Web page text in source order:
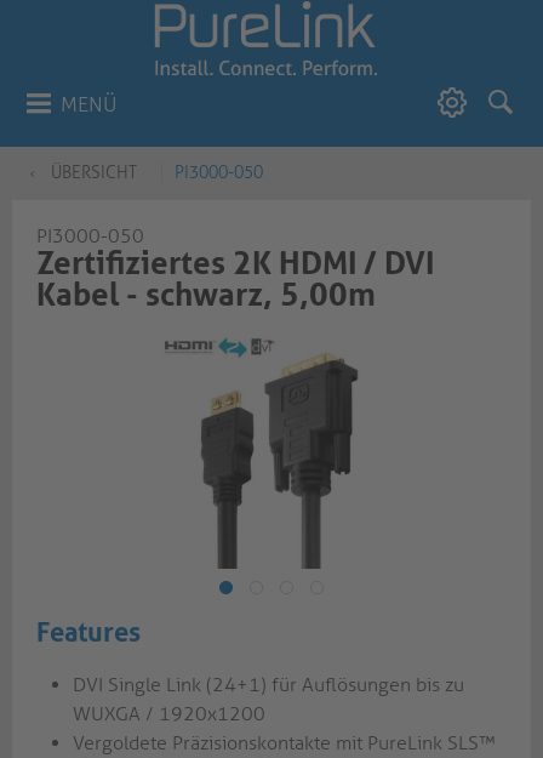
MENÜ
ÜBERSICHT PI3000-050
PI3000-050
Zertifiziertes 2K HDMI / DVI
Kabel - schwarz, 5,00m
Features
DVI Single Link (24+1) für Auflösungen bis zu
WUXGA / 1920x1200
Vergoldete Präzisionskontakte mit PureLink SLS™